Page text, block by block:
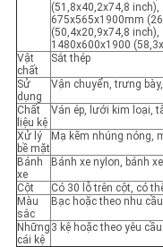
(51,8x40,2x74,8 inch),
675x565x1900mm
(50,4x20,9x74,8 inch),
1480x600x1900
Vật
chất
Sắt thép
Sử
dụng
Vận chuyển, trưng
Chất
liệu kệ
Ván ép, lưới kim loại,
Xử lý
bề mặt
Mạ kẽm nhúng nóng,
Bánh
xe
Bánh xe nylon, bánh
Cột
Có 30 lỗ trên cột, có
Màu
sắc
Bạc hoặc theo nhu
Những
cái kệ
3 kệ hoặc theo yêu